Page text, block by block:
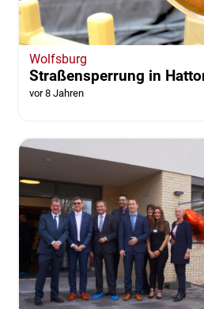
Wolfsburg
Straßensperrung in
vor 8 Jahren